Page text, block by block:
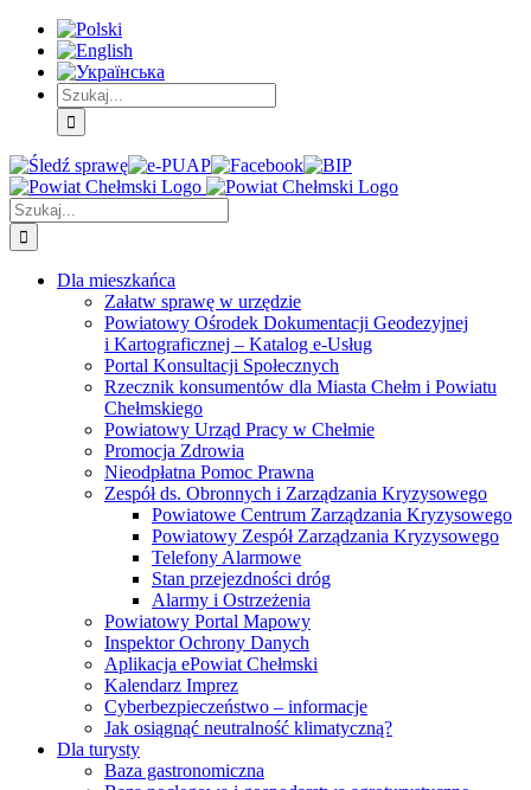
Skip
Treść
główna
Skip
Menu
główne
Skip
Menu
dodatkowe
Szukaj
Śledź
sprawę
E-
PUAP
Facebook BIP Instagram
Szukaj
Dla mieszkańca
Załatw sprawę w urzędzie
Powiatowy Ośrodek Dokumentacji Geodezyjnej
i Kartograficznej – Katalog e-Usług
Portal Konsultacji Społecznych
Rzecznik konsumentów dla Miasta Chełm i Powiatu
Chełmskiego
Powiatowy Urząd Pracy w Chełmie
Promocja Zdrowia
Nieodpłatna Pomoc Prawna
Zespół ds. Obronnych i Zarządzania Kryzysowego
Powiatowe Centrum Zarządzania Kryzysowego
Powiatowy Zespół Zarządzania Kryzysowego
Telefony Alarmowe
Stan przejezdności dróg
Alarmy i Ostrzeżenia
Powiatowy Portal Mapowy
Inspektor Ochrony Danych
Aplikacja ePowiat Chełmski
Kalendarz Imprez
Cyberbezpieczeństwo – informacje
Jak osiągnąć neutralność klimatyczną?
Dla turysty
Baza gastronomiczna